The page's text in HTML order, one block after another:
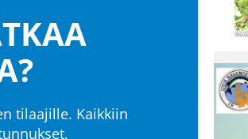
tilaajille. Kaikkiin